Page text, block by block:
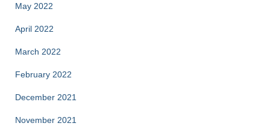
May 2022
April 2022
March 2022
February 2022
December 2021
November 2021